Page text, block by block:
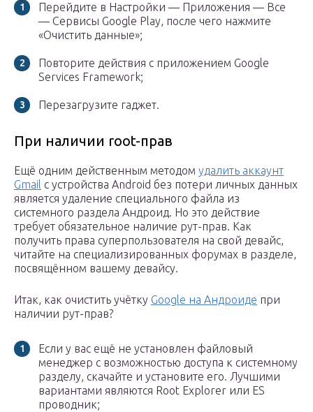
Перейдите в Настройки — Приложения — Все
— Сервисы Google Play, после чего нажмите
«Очистить данные»;
Повторите действия с приложением Google
Services Framework;
Перезагрузите гаджет.
При наличии root-прав
Ещё одним действенным методом удалить аккаунт
Gmail с устройства Android без потери личных данных
является удаление специального файла из
системного раздела Андроид. Но это действие
требует обязательное наличие рут-прав. Как
получить права суперпользователя на свой девайс,
читайте на специализированных форумах в разделе,
посвящённом вашему девайсу.
Итак, как очистить учётку Google на Андроиде при
наличии рут-прав?
Если у вас ещё не установлен файловый
менеджер с возможностью доступа к системному
разделу, скачайте и установите его. Лучшими
вариантами являются Root Explorer или ES
проводник;